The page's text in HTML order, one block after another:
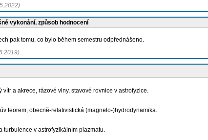
vykonání, způsob hodnocení
pak tomu, co bylo během semestru odpřednášeno.
a akrece, rázové vlny, stavové rovnice v astrofyzice.
teorem, obecně-relativistická (magneto-)hydrodynamika.
turbulence v astrofyzikálním plazmatu.